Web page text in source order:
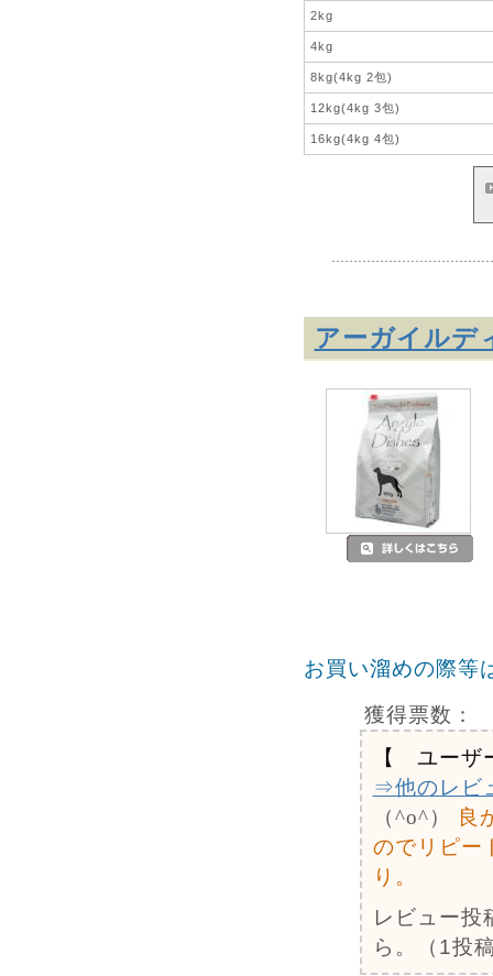
2kg
4kg
8kg(4kg 2包)
12kg(4kg 3包)
16kg(4kg 4包)
アーガイル
お買い溜めの際等
獲得票数：
【 ユーザ
⇒他のレビ
（^o^）
良
のでリピー
り。
レビュー投
ら。（1投